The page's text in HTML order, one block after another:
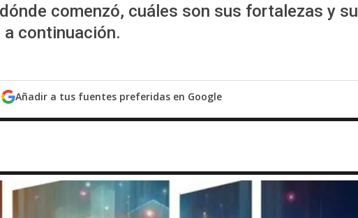
comenzó, cuáles son sus fortalezas y su
continuación.
Añadir a tus fuentes preferidas en Google